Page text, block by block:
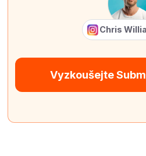
Chris
Vyzkoušejte